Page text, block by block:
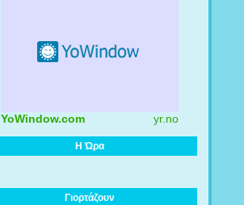
YoWindow.com yr.no
Η Ώρα
Γιορτάζουν